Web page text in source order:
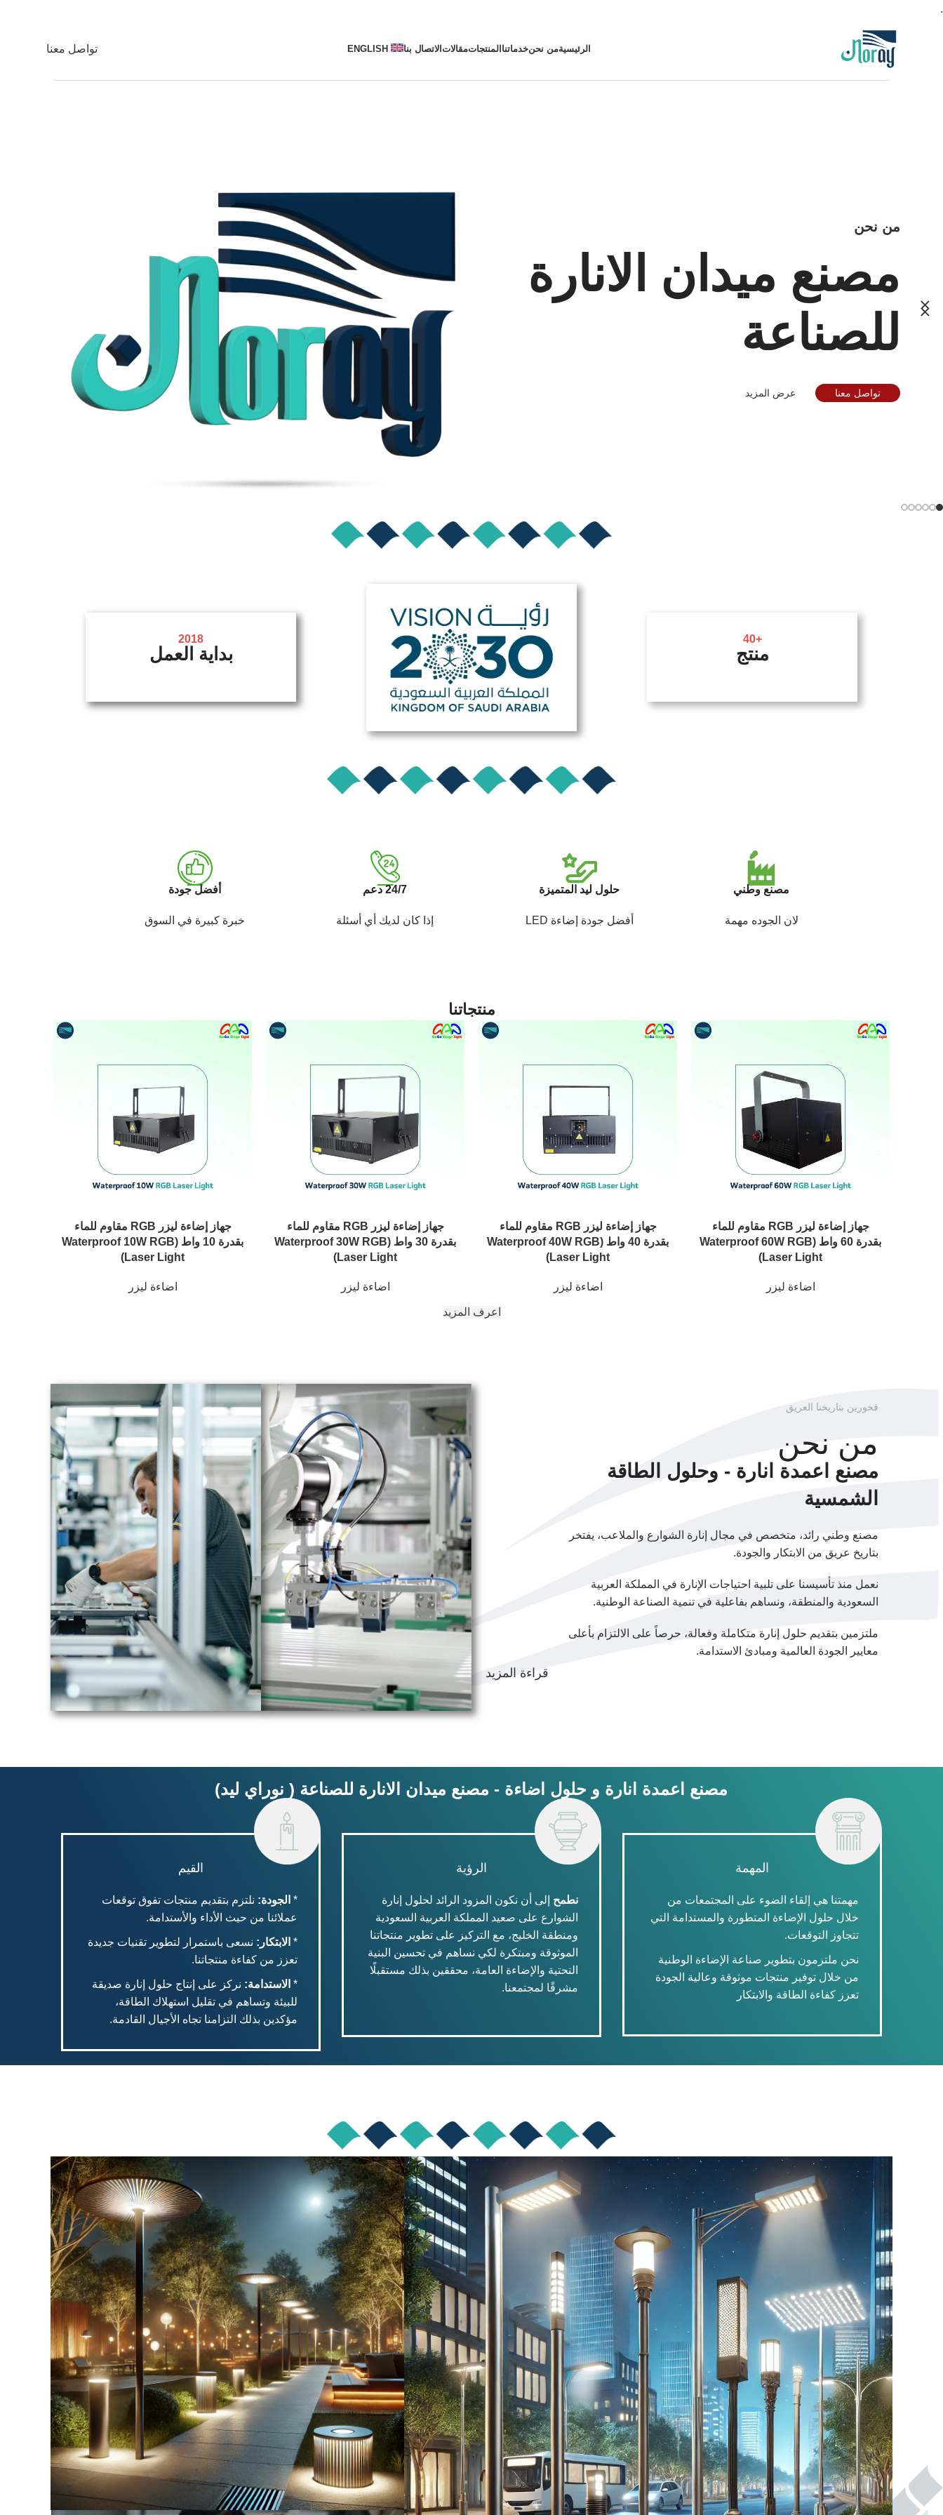
.
الرئيسيةمن نحنخدماتنا المنتجاتمقالات الاتصال بنا ENGLISH تواصل معنا
من نحن
مصنع ميدان الانارة
للصناعة
تواصل معنا عرض المزيد
+40
منتج
2018
بداية العمل
مصنع وطني
لان الجوده مهمة
حلول ليد المتميزة
أفضل جودة إضاءة LED
24/7 دعم
إذا كان لديك أي أسئلة
أفضل جودة
خبرة كبيرة في السوق
منتجاتنا
جهاز إضاءة ليزر RGB مقاوم للماء
بقدرة 60 واط (Waterproof 60W RGB
Laser Light)
اضاءة ليزر
جهاز إضاءة ليزر RGB مقاوم للماء
بقدرة 40 واط (Waterproof 40W RGB
Laser Light)
اضاءة ليزر
جهاز إضاءة ليزر RGB مقاوم للماء
بقدرة 30 واط (Waterproof 30W RGB
Laser Light)
اضاءة ليزر
جهاز إضاءة ليزر RGB مقاوم للماء
بقدرة 10 واط (Waterproof 10W RGB
Laser Light)
اضاءة ليزر
اعرف المزيد
فخورين بتاريخنا العريق
من نحن
مصنع اعمدة انارة - وحلول الطاقة
الشمسية
مصنع وطني رائد، متخصص في مجال إنارة الشوارع والملاعب، يفتخر
بتاريخ عريق من الابتكار والجودة.
نعمل منذ تأسيسنا على تلبية احتياجات الإنارة في المملكة العربية
السعودية والمنطقة، ونساهم بفاعلية في تنمية الصناعة الوطنية.
ملتزمين بتقديم حلول إنارة متكاملة وفعالة، حرصاً على الالتزام بأعلى
معايير الجودة العالمية ومبادئ الاستدامة.
قراءة المزيد
مصنع اعمدة انارة و حلول اضاءة - مصنع ميدان الانارة للصناعة ( نوراي ليد)
المهمة
مهمتنا هي إلقاء الضوء على المجتمعات من
خلال حلول الإضاءة المتطورة والمستدامة التي
تتجاوز التوقعات.
نحن ملتزمون بتطوير صناعة الإضاءة الوطنية
من خلال توفير منتجات موثوقة وعالية الجودة
تعزز كفاءة الطاقة والابتكار
الرؤية
نطمح إلى أن نكون المزود الرائد لحلول إنارة
الشوارع على صعيد المملكة العربية السعودية
ومنطقة الخليج، مع التركيز على تطوير منتجاتنا
الموثوقة ومبتكرة لكي نساهم في تحسين البنية
التحتية والإضاءة العامة، محققين بذلك مستقبلًا
مشرقًا لمجتمعنا.
القيم
* الجودة: نلتزم بتقديم منتجات تفوق توقعات
عملائنا من حيث الأداء والأستدامة.
* الابتكار: نسعى باستمرار لتطوير تقنيات جديدة
تعزز من كفاءة منتجاتنا.
* الاستدامة: نركز على إنتاج حلول إنارة صديقة
للبيئة وتساهم في تقليل استهلاك الطاقة،
مؤكدين بذلك التزامنا تجاه الأجيال القادمة.